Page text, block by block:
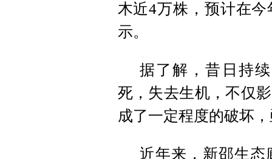
木近4万株，预计在
示。
据了解，昔日持
死，失去生机，不仅
成了一定程度的破坏
近年来，新邵生态